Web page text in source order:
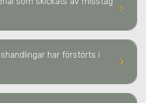
keyboard_arrow_right
keyboard_arrow_right
har förstörts i